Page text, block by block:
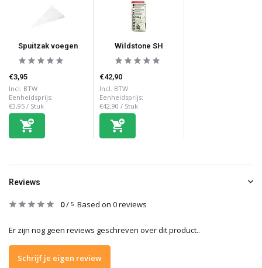
Spuitzak voegen
€3,95
Incl. BTW
Eenheidsprijs:
€3,95 / Stuk
Wildstone SH
€42,90
Incl. BTW
Eenheidsprijs:
€42,90 / Stuk
Reviews
0/ 5 Based on 0 reviews
Er zijn nog geen reviews geschreven over dit product..
Schrijf je eigen review